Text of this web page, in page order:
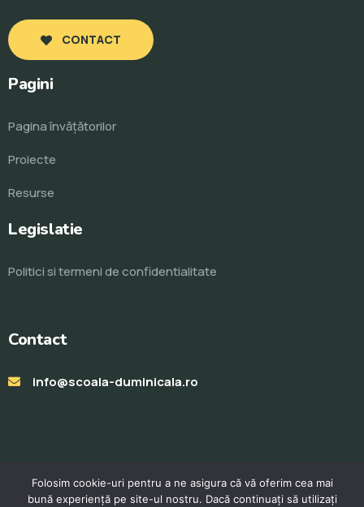
CONTACT
Pagini
Pagina învăţătorilor
Proiecte
Resurse
Legislatie
Politici si termeni de confidentialitate
Contact
info@scoala-duminicala.ro
Folosim cookie-uri pentru a ne asigura că vă oferim cea mai
bună experiență pe site-ul nostru. Dacă continuați să utilizați